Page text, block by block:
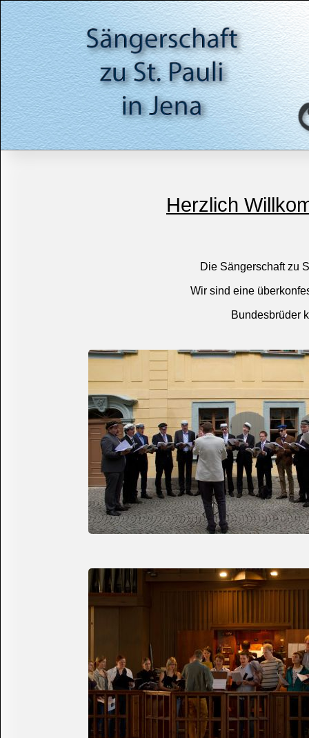
Herzlich
Die Sängerschaft zu
Wir sind eine
Bundesbrüder